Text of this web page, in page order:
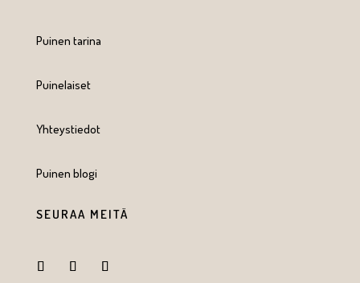
Puinen tarina
Puinelaiset
Yhteystiedot
Puinen blogi
SEURAA MEITÄ